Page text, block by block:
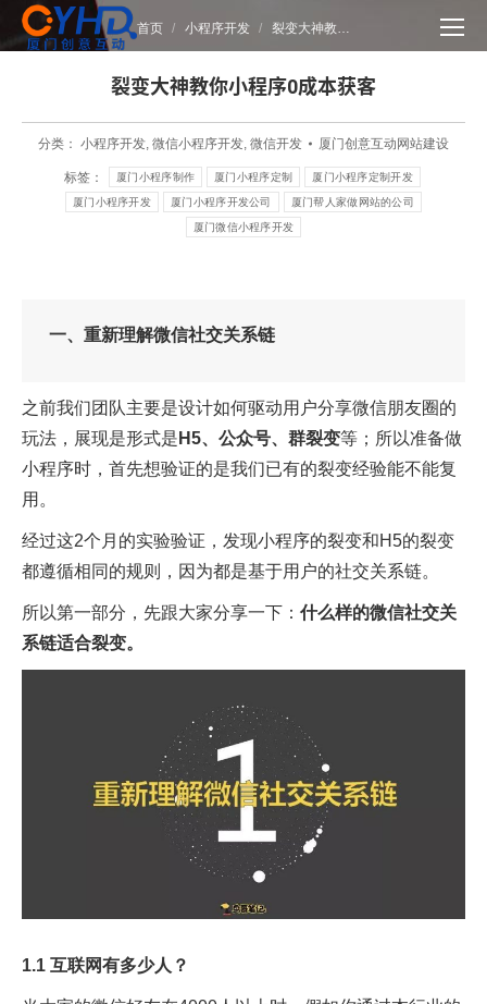
您在这里：
首页 小程序开发 裂变大神教…
裂变大神教你小程序0成本获客
分类： 小程序开发, 微信小程序开发, 微信开发 厦门创意互动网站建设
标签： 厦门小程序制作 厦门小程序定制 厦门小程序定制开发
厦门小程序开发 厦门小程序开发公司 厦门帮人家做网站的公司
厦门微信小程序开发
一、重新理解微信社交关系链
之前我们团队主要是设计如何驱动用户分享微信朋友圈的
玩法，展现是形式是 H5、公众号、群裂变等；所以准备做
小程序时，首先想验证的是我们已有的裂变经验能不能复
用。
经过这2个月的实验验证，发现小程序的裂变和H5的裂变
都遵循相同的规则，因为都是基于用户的社交关系链。
所以第一部分，先跟大家分享一下： 什么样的微信社交关
系链适合裂变。
1.1 互联网有多少人？